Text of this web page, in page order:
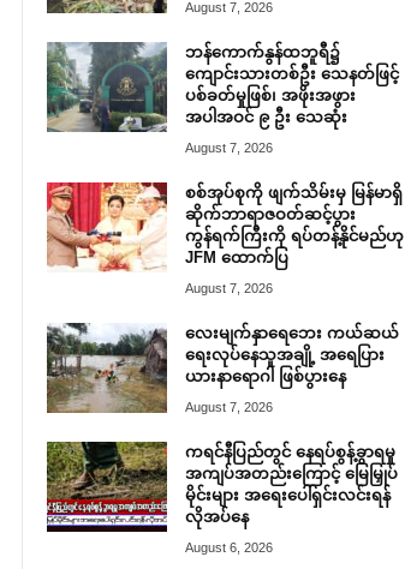
August 7, 2026
ဘန်ကောက်နွန်ထဘူရီ၌
ကျောင်းသားတစ်ဦး သေနတ်ဖြင့်
ပစ်ခတ်မှုဖြစ်၊ အဖိုးအဖွား
အပါအဝင် ၉ ဦး သေဆုံး
August 7, 2026
စစ်အုပ်စုကို ဖျက်သိမ်းမှ မြန်မာရှိ
ဆိုက်ဘာရာဇဝတ်ဆင့်ပွား
ကွန်ရက်ကြီးကို ရပ်တန့်နိုင်မည်ဟု
JFM ထောက်ပြ
August 7, 2026
လေးမျက်နှာရေဘေး ကယ်ဆယ်
ရေးလုပ်နေသူအချို့ အရေပြား
ယားနာရောဂါ ဖြစ်ပွားနေ
August 7, 2026
ကရင်နီပြည်တွင် နေရပ်စွန့်ခွာရမှု
အကျပ်အတည်းကြောင့် မြေမြှုပ်
မိုင်းများ အရေးပေါ်ရှင်းလင်းရန်
လိုအပ်နေ
August 6, 2026